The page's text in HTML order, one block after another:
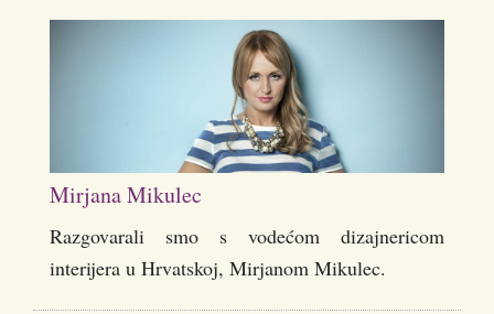
Mirjana Mikulec
Razgovarali smo s vodećom dizajnericom
interijera u Hrvatskoj, Mirjanom Mikulec.